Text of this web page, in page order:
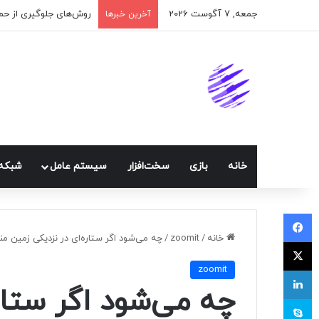
جمعه, 7 آگوست 2026 آخرین خبرها اپلیکیشن پیام‌رسان
خانه بازی سخت‌افزار سيستم عامل
خانه /
zoomit
/چه می‌شود اگر ستاره‌ای در نزدیکی زمین
zoomit
چه می‌شود اگر
فیسبوک